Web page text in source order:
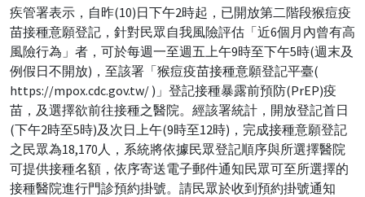
疾管署表示，自昨(10)日下午2時起，已開放第二階段猴痘疫
苗接種意願登記，針對民眾自我風險評估「近6個月內曾有高
風險行為」者，可於每週一至週五上午9時至下午5時(週末及
例假日不開放)，至該署「猴痘疫苗接種意願登記平臺(
https://mpox.cdc.gov.tw/ )」登記接種暴露前預防(PrEP)疫
苗，及選擇欲前往接種之醫院。經該署統計，開放登記首日
(下午2時至5時)及次日上午(9時至12時)，完成接種意願登記
之民眾為18,170人，系統將依據民眾登記順序與所選擇醫院
可提供接種名額，依序寄送電子郵件通知民眾可至所選擇的
接種醫院進行門診預約掛號。請民眾於收到預約掛號通知